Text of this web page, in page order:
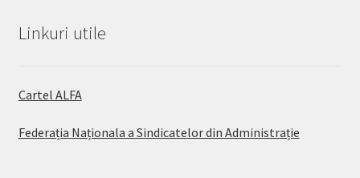
Linkuri utile
Cartel ALFA
Federația Naționala a Sindicatelor din Administrație